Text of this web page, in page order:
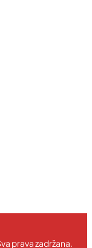
prava zadržana.